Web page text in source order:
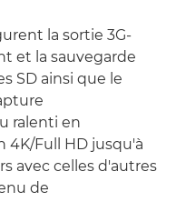
la sortie 3G-
et la sauvegarde
SD ainsi que le
ralenti en
4K/Full HD jusqu'à
avec celles d'autres
de